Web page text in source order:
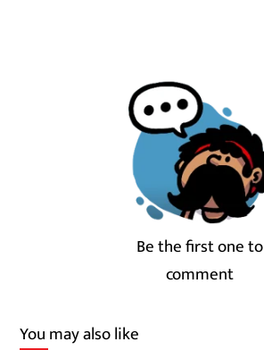
Be the first one to
comment
You may also like